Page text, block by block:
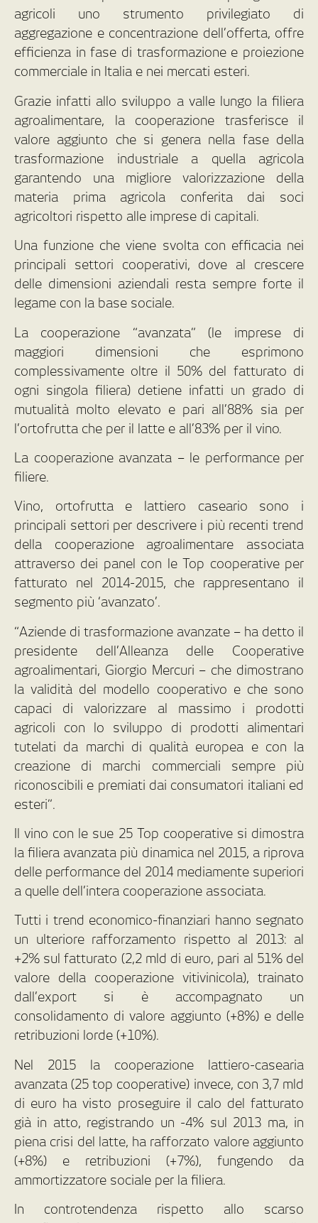
agricoli uno strumento privilegiato di
aggregazione e concentrazione dell’offerta, offre
efficienza in fase di trasformazione e proiezione
commerciale in Italia e nei mercati esteri.
Grazie infatti allo sviluppo a valle lungo la filiera
agroalimentare, la cooperazione trasferisce il
valore aggiunto che si genera nella fase della
trasformazione industriale a quella agricola
garantendo una migliore valorizzazione della
materia prima agricola conferita dai soci
agricoltori rispetto alle imprese di capitali.
Una funzione che viene svolta con efficacia nei
principali settori cooperativi, dove al crescere
delle dimensioni aziendali resta sempre forte il
legame con la base sociale.
La cooperazione “avanzata” (le imprese di
maggiori dimensioni che esprimono
complessivamente oltre il 50% del fatturato di
ogni singola filiera) detiene infatti un grado di
mutualità molto elevato e pari all’88% sia per
l’ortofrutta che per il latte e all’83% per il vino.
La cooperazione avanzata – le performance per
filiere.
Vino, ortofrutta e lattiero caseario sono i
principali settori per descrivere i più recenti trend
della cooperazione agroalimentare associata
attraverso dei panel con le Top cooperative per
fatturato nel 2014-2015, che rappresentano il
segmento più ‘avanzato’.
“Aziende di trasformazione avanzate – ha detto il
presidente dell’Alleanza delle Cooperative
agroalimentari, Giorgio Mercuri – che dimostrano
la validità del modello cooperativo e che sono
capaci di valorizzare al massimo i prodotti
agricoli con lo sviluppo di prodotti alimentari
tutelati da marchi di qualità europea e con la
creazione di marchi commerciali sempre più
riconoscibili e premiati dai consumatori italiani ed
esteri”.
Il vino con le sue 25 Top cooperative si dimostra
la filiera avanzata più dinamica nel 2015, a riprova
delle performance del 2014 mediamente superiori
a quelle dell’intera cooperazione associata.
Tutti i trend economico-finanziari hanno segnato
un ulteriore rafforzamento rispetto al 2013: al
+2% sul fatturato (2,2 mld di euro, pari al 51% del
valore della cooperazione vitivinicola), trainato
dall’export si è accompagnato un
consolidamento di valore aggiunto (+8%) e delle
retribuzioni lorde (+10%).
Nel 2015 la cooperazione lattiero-casearia
avanzata (25 top cooperative) invece, con 3,7 mld
di euro ha visto proseguire il calo del fatturato
già in atto, registrando un -4% sul 2013 ma, in
piena crisi del latte, ha rafforzato valore aggiunto
(+8%) e retribuzioni (+7%), fungendo da
ammortizzatore sociale per la filiera.
In controtendenza rispetto allo scarso